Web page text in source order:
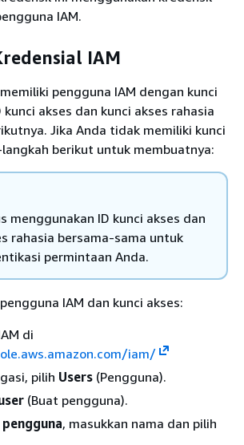
IAM.
IAM
pengguna IAM dengan kunci
kunci akses dan kunci akses rahasia
Jika Anda tidak memiliki kunci
berikut untuk membuatnya:
menggunakan ID kunci akses dan
rahasia bersama-sama untuk
permintaan Anda.
IAM dan kunci akses:
di
iam/
pilih Users (Pengguna).
(Buat pengguna).
, masukkan nama dan pilih